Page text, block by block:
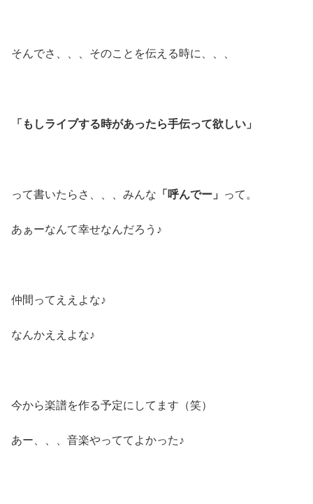
そんでさ、、、そのことを伝える時に、、、
「もしライブする時があったら手伝って欲しい」
って書いたらさ、、、みんな 「呼んでー」 って。
あぁーなんて幸せなんだろう♪
仲間ってええよな♪
なんかええよな♪
今から楽譜を作る予定にしてます（笑）
あー、、、音楽やっててよかった♪